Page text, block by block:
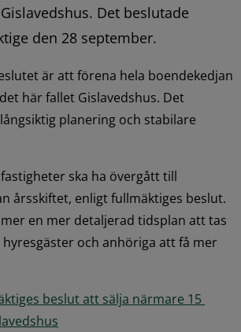
Det beslutade
den 28 september.
är att förena hela boendekedjan
här fallet Gislavedshus. Det
planering och stabilare
ska ha övergått till
årsskiftet, enligt fullmäktiges beslut.
en mer detaljerad tidsplan att tas
och anhöriga att få mer
beslut att sälja närmare 15